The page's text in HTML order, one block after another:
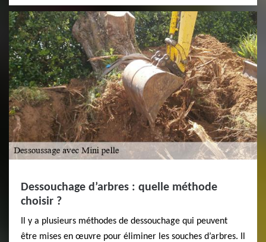
Dessouchage d’arbres : quelle méthode
choisir ?
Il y a plusieurs méthodes de dessouchage qui peuvent
être mises en œuvre pour éliminer les souches d’arbres. Il